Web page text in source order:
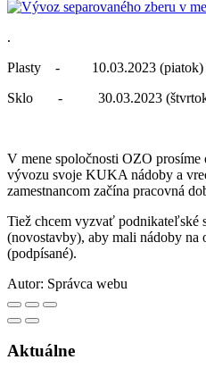
.
Plasty - 10.03.2023 (piatok)
Sklo - 30.03.2023
V mene spoločnosti OZO prosíme
vývozu svoje KUKA nádoby a
zamestnancom začína pracovná
Tiež chcem vyzvať podnikateľské
(novostavby), aby mali nádoby na
(podpísané).
Autor: Správca webu
Aktuálne